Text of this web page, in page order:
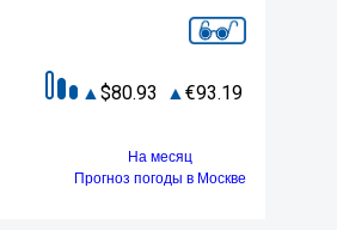
80.93 93.19
На месяц
Прогноз погоды в Москве